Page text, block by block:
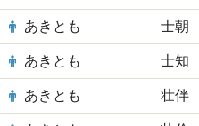
あきとも 士朝
あきとも 士知
あきとも 壮伴